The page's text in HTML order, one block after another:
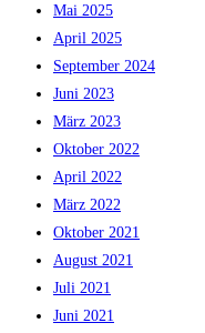
Mai 2025
April 2025
September 2024
Juni 2023
März 2023
Oktober 2022
April 2022
März 2022
Oktober 2021
August 2021
Juli 2021
Juni 2021